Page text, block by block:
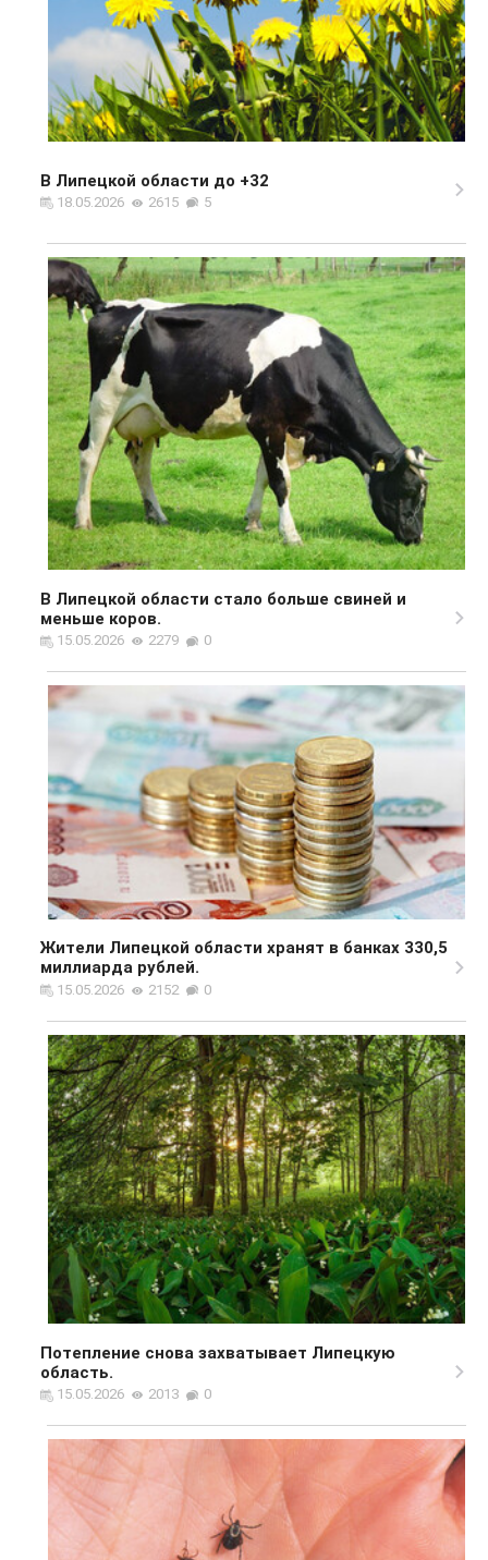
В Липецкой области до +32
18.05.2026 2615 5
В Липецкой области стало больше свиней и
меньше коров.
15.05.2026 2279 0
Жители Липецкой области хранят в банках 330,5
миллиарда рублей.
15.05.2026 2152 0
Потепление снова захватывает Липецкую
область.
15.05.2026 2013 0